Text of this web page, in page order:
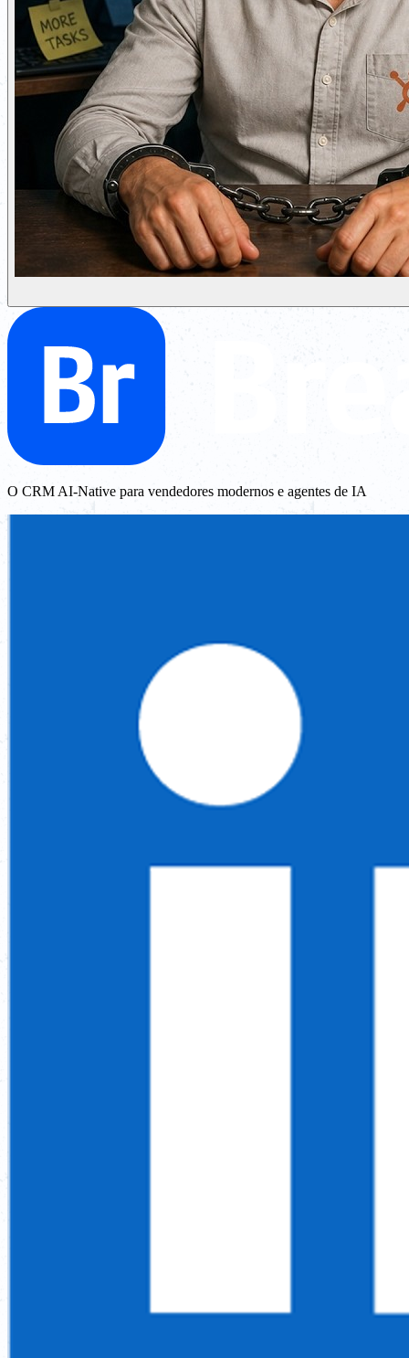
O CRM AI-Native para vendedores modernos e agentes de IA